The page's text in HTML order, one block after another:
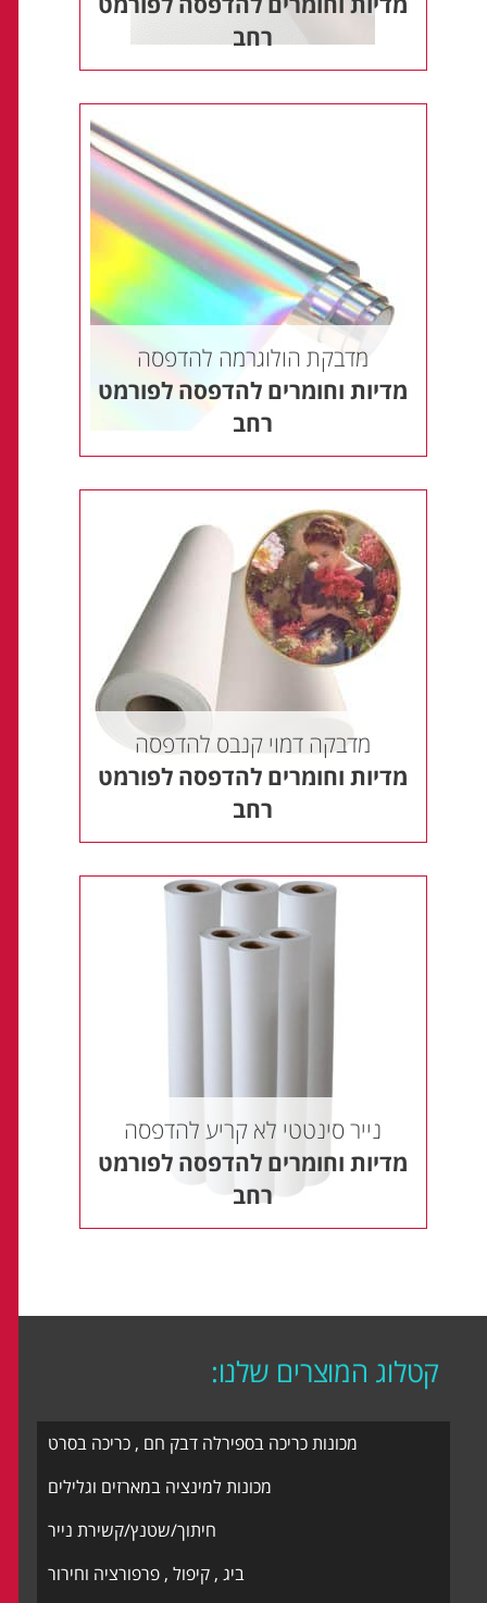
רחב
מדבקת הולוגרמה להדפסה
מדיות וחומרים להדפסה לפורמט
רחב
מדבקה דמוי קנבס להדפסה
מדיות וחומרים להדפסה לפורמט
רחב
נייר סינטטי לא קריע להדפסה
מדיות וחומרים להדפסה לפורמט
רחב
קטלוג המוצרים שלנו:
מכונות כריכה בספירלה דבק חם , כריכה בסרט
מכונות למינציה במארזים וגלילים
חיתוך/שטנץ/קשירת נייר
ביג , קיפול , פרפורציה וחירור